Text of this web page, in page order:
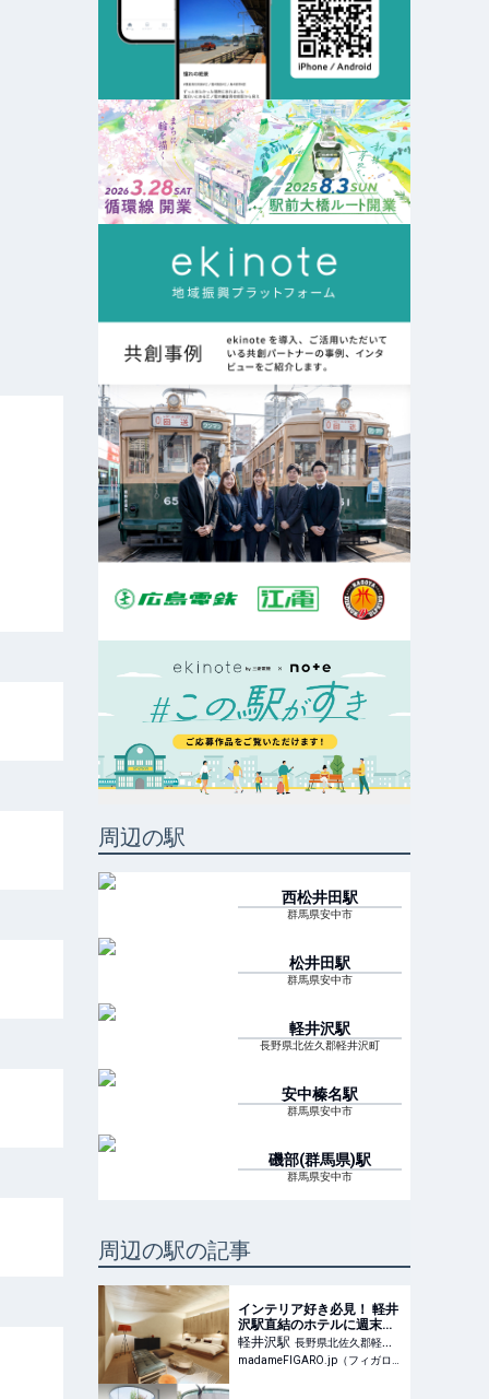
周辺の駅
西松井田駅
群馬県安中市
松井田駅
群馬県安中市
軽井沢駅
長野県北佐久郡軽井沢町
安中榛名駅
群馬県安中市
磯部(群馬県)駅
群馬県安中市
周辺の駅の記事
インテリア好き必見！ 軽井
沢駅直結のホテルに週末お
こもりステイ。 |
madameFIGARO.jp（フィ
ガロジャポン）
軽井沢駅 長野県北佐久郡軽井
沢町
madameFIGARO.jp（フィガロジャポン）